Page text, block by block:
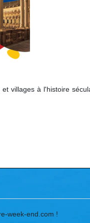
villages à l'histoire
week-end.com !